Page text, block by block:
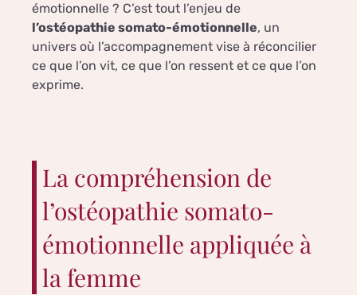
émotionnelle ? C’est tout l’enjeu de
l’ostéopathie somato-émotionnelle, un
univers où l’accompagnement vise à réconcilier
ce que l’on vit, ce que l’on ressent et ce que l’on
exprime.
La compréhension de
l’ostéopathie somato-
émotionnelle appliquée à
la femme